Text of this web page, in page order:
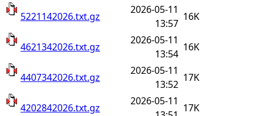
5221142026.txt.gz
2026-05-11
13:57
16K
4621342026.txt.gz
2026-05-11
13:54
16K
4407342026.txt.gz
2026-05-11
13:52
17K
4202842026.txt.gz
2026-05-11
17K